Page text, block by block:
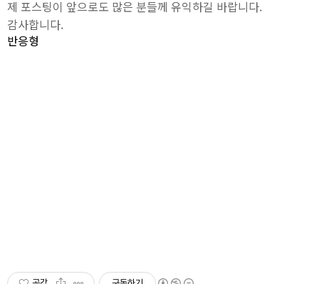
제 포스팅이 앞으로도 많은 분들께 유익하길 바랍니다.
감사합니다.
반응형